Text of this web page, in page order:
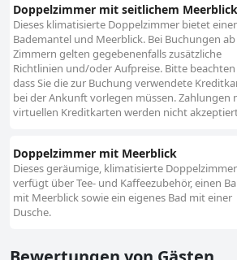
Doppelzimmer mit seitlichem Meerblick
Dieses klimatisierte Doppelzimmer bietet
Bademantel und Meerblick. Bei Buchungen ab
Zimmern gelten gegebenenfalls zusätzliche
Richtlinien und/oder Aufpreise. Bitte beachten
dass Sie die zur Buchung verwendete
bei der Ankunft vorlegen müssen. Zahlungen
virtuellen Kreditkarten werden nicht
Doppelzimmer mit Meerblick
Dieses geräumige, klimatisierte Doppelzimmer
verfügt über Tee- und Kaffeezubehör, einen
mit Meerblick sowie ein eigenes Bad mit einer
Dusche.